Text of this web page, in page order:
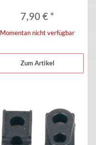
7,90 € *
Momentan nicht verfügbar
Zum Artikel